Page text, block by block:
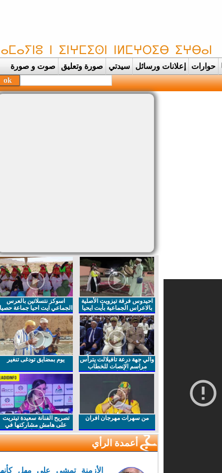
حوارات إعلانات ورسائل سيدتي صورة وتعليق صوت و صورة
احيدوس فرقة تيزويت الأصلية
بالاعراس الجماعية بأيت ايحيا
اسوكز نتسلاتين بالعرس
الجماعي ايت احيا جماعة حصيا
والي جهة درعة تافيلالت يترأس
مراسم الإنصات للخطاب
الملكي السامي بمناسبة
يوم بمضايق تودغى تنغير
من سهرات مهرجان افران
تصريح الفنانة سعيدة تيتريت
على هامش مشاركتها في
مهرجان افران
أعمدة الرأي
الأزمنة تمشي على مهل كأنها